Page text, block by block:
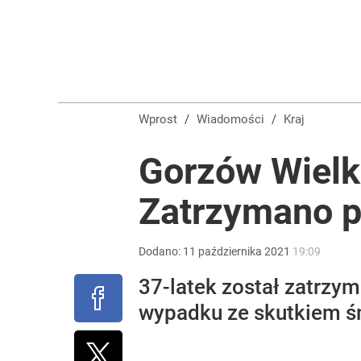
Wrze po roku Nawrockiego. „Największa hańba”
Szykuje się przełom? Donald Trump mówił o
Wprost / Wiadomości / Kraj
Gorzów
Zatrzymano
Dodano: 11 października 2021 19:09
37-latek został
wypadku ze skutkiem